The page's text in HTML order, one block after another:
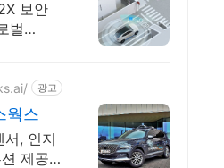
보안
벌
광고
웍스
서, 인지
제공.